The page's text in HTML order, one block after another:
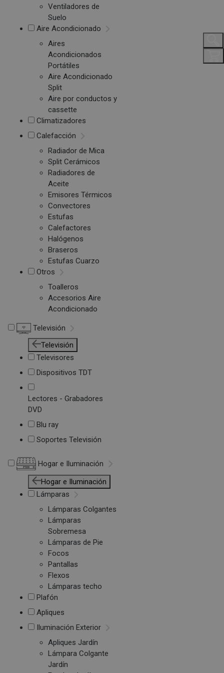
Ventiladores de
Suelo
Aire Acondicionado
Aires
Acondicionados
Portátiles
Aire Acondicionado
Split
Aire por conductos y
cassette
Climatizadores
Calefacción
Radiador de Mica
Split Cerámicos
Radiadores de
Aceite
Emisores Térmicos
Convectores
Estufas
Calefactores
Halógenos
Braseros
Estufas Cuarzo
Otros
Toalleros
Accesorios Aire
Acondicionado
Televisión
Televisión
Televisores
Dispositivos TDT
Lectores - Grabadores
DVD
Blu ray
Soportes Televisión
Hogar e Iluminación
Hogar e Iluminación
Lámparas
Lámparas Colgantes
Lámparas
Sobremesa
Lámparas de Pie
Focos
Pantallas
Flexos
Lámparas techo
Plafón
Apliques
Iluminación Exterior
Apliques Jardín
Lámpara Colgante
Jardín